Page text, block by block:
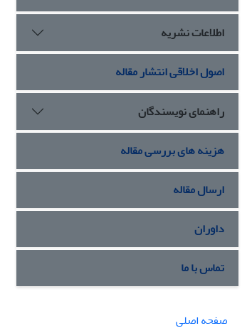
اطلاعات نشریه
اصول اخلاقی انتشار مقاله
راهنمای نویسندگان
هزینه های بررسی مقاله
ارسال مقاله
داوران
تماس با ما
صفحه اصلی